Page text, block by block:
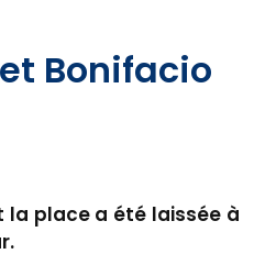
Bonifacio
la place a été laissée à